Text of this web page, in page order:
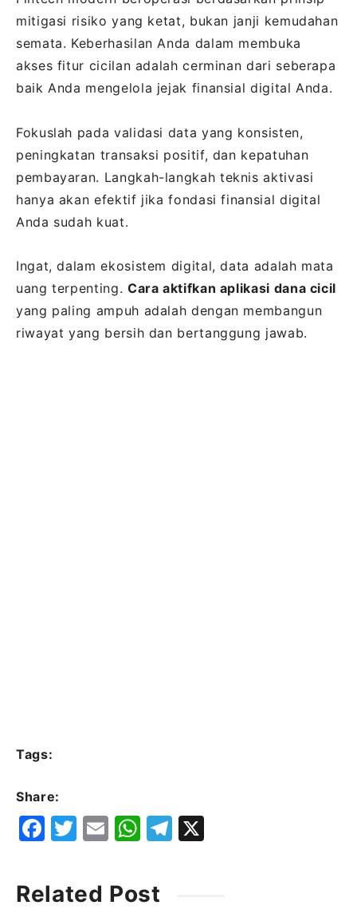
mitigasi risiko yang ketat, bukan janji kemudahan
semata. Keberhasilan Anda dalam membuka
akses fitur cicilan adalah cerminan dari seberapa
baik Anda mengelola jejak finansial digital Anda.
Fokuslah pada validasi data yang konsisten,
peningkatan transaksi positif, dan kepatuhan
pembayaran. Langkah-langkah teknis aktivasi
hanya akan efektif jika fondasi finansial digital
Anda sudah kuat.
Ingat, dalam ekosistem digital, data adalah mata
uang terpenting. Cara aktifkan aplikasi dana cicil
yang paling ampuh adalah dengan membangun
riwayat yang bersih dan bertanggung jawab.
Tags:
Share:
F
c
e
T
t
E
ai
l
W
at
s
T
Related Post